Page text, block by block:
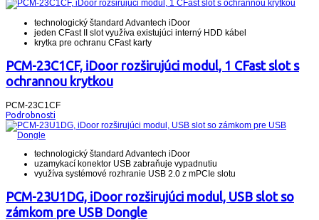
technologický štandard Advantech iDoor
jeden CFast II slot využíva existujúci interný HDD kábel
krytka pre ochranu CFast karty
PCM-23C1CF, iDoor rozširujúci modul, 1 CFast slot s
ochrannou krytkou
PCM-23C1CF
Podrobnosti
technologický štandard Advantech iDoor
uzamykací konektor USB zabraňuje vypadnutiu
využíva systémové rozhranie USB 2.0 z mPCIe slotu
PCM-23U1DG, iDoor rozširujúci modul, USB slot so
zámkom pre USB Dongle